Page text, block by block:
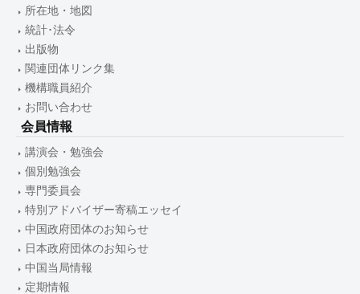
所在地・地図
統計･法令
出版物
関連団体リンク集
機構職員紹介
お問い合わせ
会員情報
講演会・勉強会
個別勉強会
専門委員会
特別アドバイザー寄稿エッセイ
中国政府団体のお知らせ
日本政府団体のお知らせ
中国当局情報
定期情報